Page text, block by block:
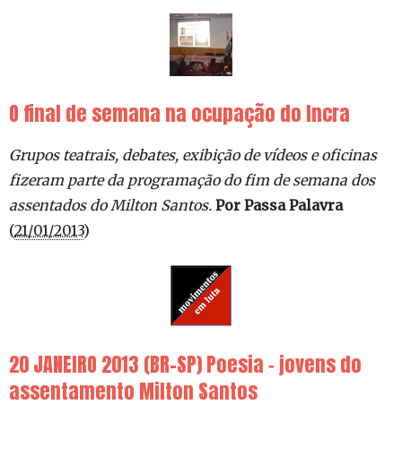
O final de semana na ocupação do Incra
Grupos teatrais, debates, exibição de vídeos e oficinas
fizeram parte da programação do fim de semana dos
assentados do Milton Santos. Por Passa Palavra
(21/01/2013)
20 JANEIRO 2013 (BR-SP) Poesia − jovens do
assentamento Milton Santos